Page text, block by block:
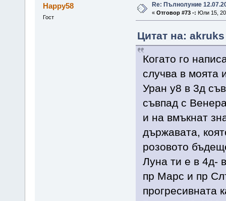
Happy58
Гост
Re: Пълнолуние
« Отговор #73 -: Юли 15,
Цитат на:
Когато го
случва в моята
Уран у8 в 3д
съвпад с
и на вмъкнат
държавата,
розовото
Луна ти е в 4д-
пр Марс и пр
прогресивната